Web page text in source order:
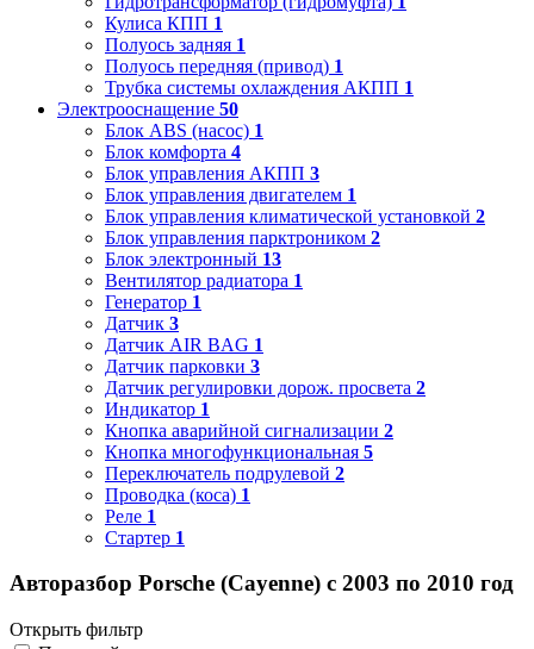
Кулиса КПП 1
Полуось задняя 1
Полуось передняя (привод) 1
Трубка системы охлаждения АКПП 1
Электрооснащение 50
Блок ABS (насос) 1
Блок комфорта 4
Блок управления АКПП 3
Блок управления двигателем 1
Блок управления климатической установкой 2
Блок управления парктроником 2
Блок электронный 13
Вентилятор радиатора 1
Генератор 1
Датчик 3
Датчик AIR BAG 1
Датчик парковки 3
Датчик регулировки дорож. просвета 2
Индикатор 1
Кнопка аварийной сигнализации 2
Кнопка многофункциональная 5
Переключатель подрулевой 2
Проводка (коса) 1
Реле 1
Стартер 1
Авторазбор Porsche (Cayenne) с 2003 по 2010 год
Открыть фильтр